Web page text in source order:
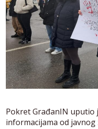
Pokret GrađanIN uputio
informacijama od